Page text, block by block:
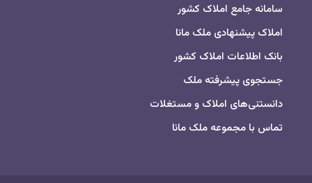
سامانه جامع املاک کشور
املاک پیشنهادی ملک مانا
بانک اطلاعات املاک کشور
جستجوی پیشرفته ملک
دانستنی‌های املاک و مستغلات
تماس با مجموعه ملک مانا